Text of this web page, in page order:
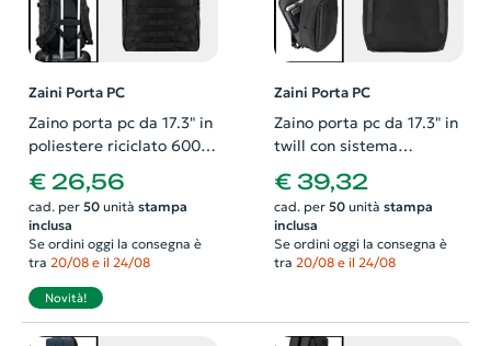
Zaini Porta PC
Zaino porta pc da 17.3" in
poliestere riciclato 600D
con cinghia trolley e tasca
laterale
€ 26,56
cad. per 50unità stampa
inclusa
Se ordini oggi la consegna è
tra 20/08 e il 24/08
Novità!
Zaini Porta PC
Zaino porta pc da 17.3" in
twill con sistema
antifurto rivestimento
idrorepellente
€ 39,32
cad. per 50unità stampa
inclusa
Se ordini oggi la consegna è
tra 20/08 e il 24/08